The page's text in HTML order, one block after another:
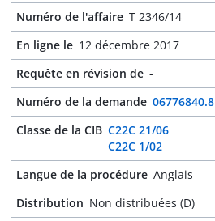
Numéro de l'affaire T 2346/14
En ligne le 12 décembre 2017
Requête en révision de -
Numéro de la demande 06776840.8
Classe de la CIB C22C 21/06
C22C 1/02
Langue de la procédure Anglais
Distribution Non distribuées (D)